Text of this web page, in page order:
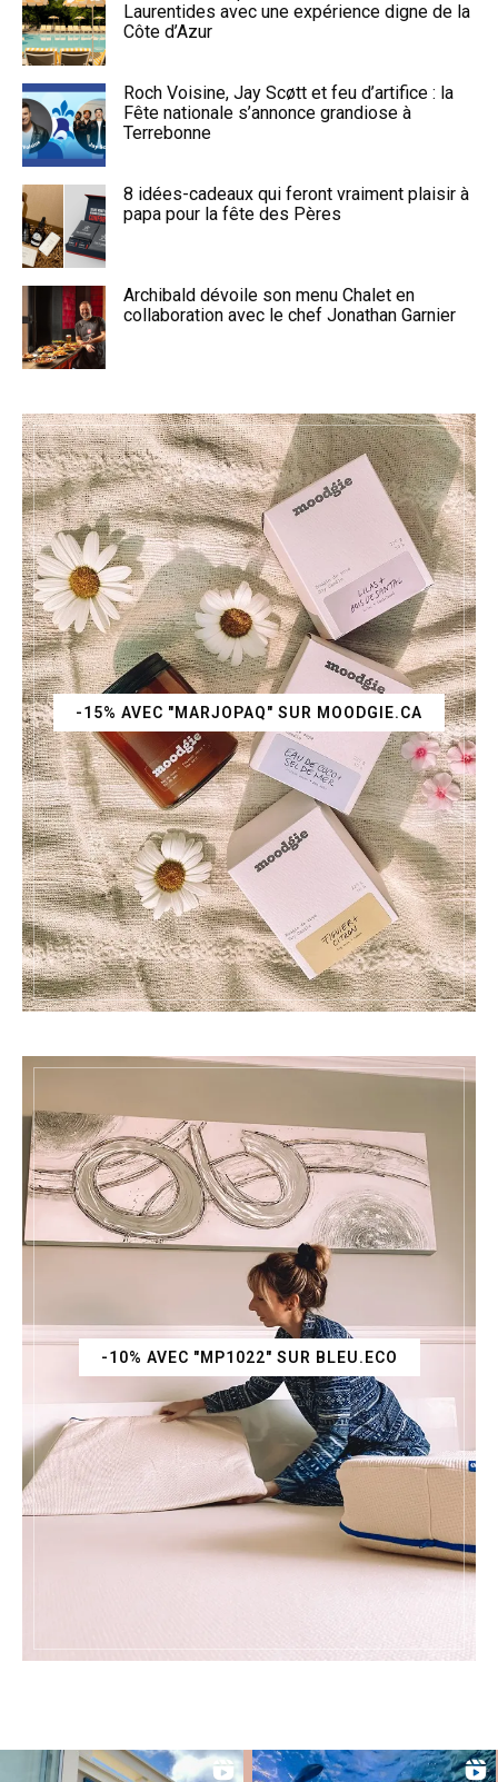
Laurentides avec une expérience digne de la
Côte d’Azur
Roch Voisine, Jay Scøtt et feu d’artifice : la
Fête nationale s’annonce grandiose à
Terrebonne
8 idées-cadeaux qui feront vraiment plaisir à
papa pour la fête des Pères
Archibald dévoile son menu Chalet en
collaboration avec le chef Jonathan Garnier
-15% AVEC "MARJOPAQ" SUR MOODGIE.CA
-10% AVEC "MP1022" SUR BLEU.ECO